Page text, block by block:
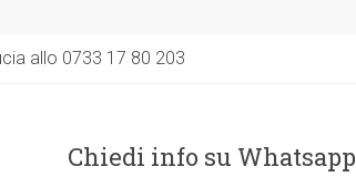
allo 0733 17 80 203
Chiedi info su Whatsapp